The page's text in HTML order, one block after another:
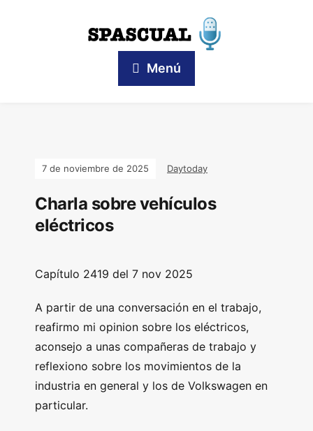
Menú
7 de noviembre de 2025 Daytoday
Charla sobre vehículos
eléctricos
Capítulo 2419 del 7 nov 2025
A partir de una conversación en el trabajo,
reafirmo mi opinion sobre los eléctricos,
aconsejo a unas compañeras de trabajo y
reflexiono sobre los movimientos de la
industria en general y los de Volkswagen en
particular.